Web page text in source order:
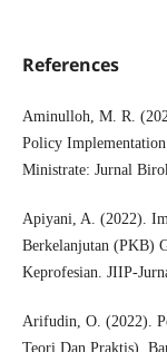
References
Aminulloh, M. R.
Policy
Ministrate: Jurnal
Apiyani, A. (2022).
Berkelanjutan (PKB)
Keprofesian. JIIP-
Arifudin, O. (2022).
Teori Dan Praktis).